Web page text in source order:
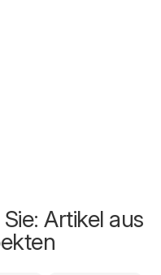
Artikel aus